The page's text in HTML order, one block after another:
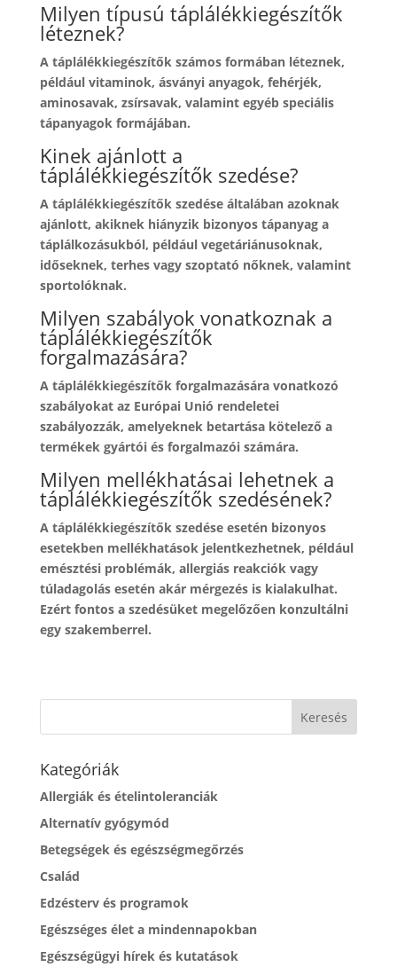
Milyen típusú táplálékkiegészítők
léteznek?
A táplálékkiegészítők számos formában léteznek,
például vitaminok, ásványi anyagok, fehérjék,
aminosavak, zsírsavak, valamint egyéb speciális
tápanyagok formájában.
Kinek ajánlott a
táplálékkiegészítők szedése?
A táplálékkiegészítők szedése általában azoknak
ajánlott, akiknek hiányzik bizonyos tápanyag a
táplálkozásukból, például vegetáriánusoknak,
időseknek, terhes vagy szoptató nőknek, valamint
sportolóknak.
Milyen szabályok vonatkoznak a
táplálékkiegészítők
forgalmazására?
A táplálékkiegészítők forgalmazására vonatkozó
szabályokat az Európai Unió rendeletei
szabályozzák, amelyeknek betartása kötelező a
termékek gyártói és forgalmazói számára.
Milyen mellékhatásai lehetnek a
táplálékkiegészítők szedésének?
A táplálékkiegészítők szedése esetén bizonyos
esetekben mellékhatások jelentkezhetnek, például
emésztési problémák, allergiás reakciók vagy
túladagolás esetén akár mérgezés is kialakulhat.
Ezért fontos a szedésüket megelőzően konzultálni
egy szakemberrel.
Kategóriák
Allergiák és ételintoleranciák
Alternatív gyógymód
Betegségek és egészségmegőrzés
Család
Edzésterv és programok
Egészséges élet a mindennapokban
Egészségügyi hírek és kutatások